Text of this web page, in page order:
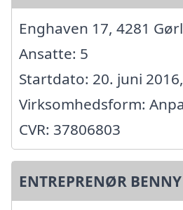
Enghaven 17, 4281
Ansatte: 5
Startdato: 20. juni 2016,
Virksomhedsform:
CVR: 37806803
ENTREPRENØR